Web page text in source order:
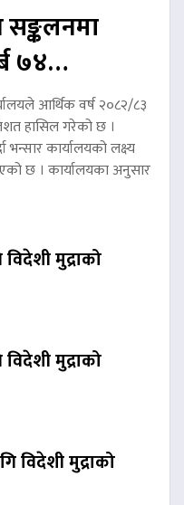
सङ्कलनमा
७४…
आर्थिक वर्ष २०८२/८३
हासिल गरेको छ ।
भन्सार कार्यालयको लक्ष्य
छ । कार्यालयका अनुसार
मुद्राको
मुद्राको
मुद्राको